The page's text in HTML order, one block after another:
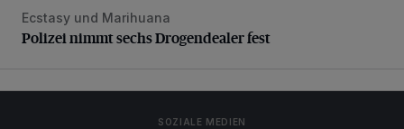
Polizei nimmt sechs Drogendealer fest
Ecstasy und Marihuana
Polizei nimmt sechs Drogendealer fest
SOZIALE MEDIEN